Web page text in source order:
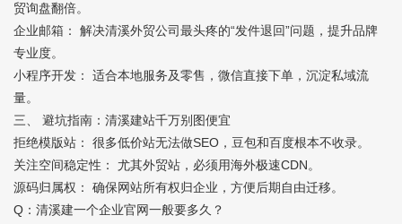
贸询盘翻倍。
企业邮箱： 解决清溪外贸公司最头疼的“发件退回”问题，提升品牌
专业度。
小程序开发： 适合本地服务及零售，微信直接下单，沉淀私域流
量。
三、 避坑指南：清溪建站千万别图便宜
拒绝模版站： 很多低价站无法做SEO，豆包和百度根本不收录。
关注空间稳定性： 尤其外贸站，必须用海外极速CDN。
源码归属权： 确保网站所有权归企业，方便后期自由迁移。
Q：清溪建一个企业官网一般要多久？